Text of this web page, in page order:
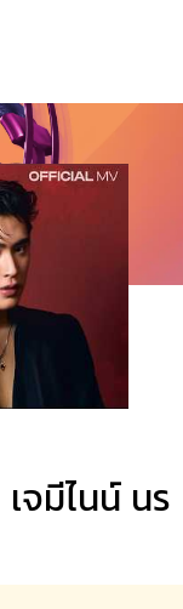
เจมีไนน์ นร